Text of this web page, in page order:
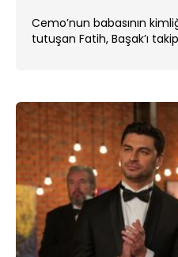
Cemo’nun babasının
tutuşan Fatih, Başak’ı